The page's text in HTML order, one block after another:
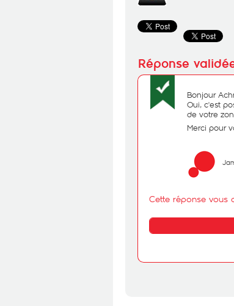
Bonjour
Oui, c'est
de votre
Merci pour
Cette réponse vous